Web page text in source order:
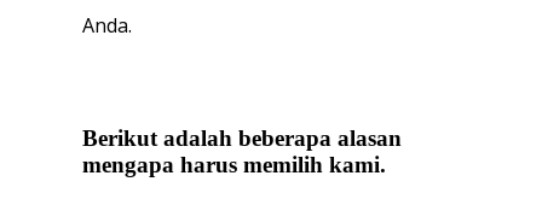
Anda.
Berikut adalah beberapa alasan
mengapa harus memilih kami.